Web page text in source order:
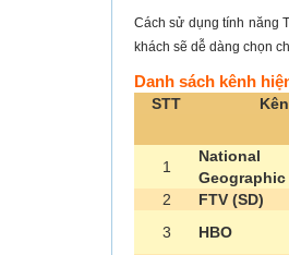
Cách sử dụng tính năng
khách sẽ dễ dàng chọn
Danh sách kênh
STT
1
National
Geographic
2
FTV (SD)
3
HBO